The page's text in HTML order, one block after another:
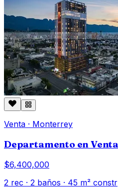
Venta · Monterrey
Departamento en
$6,400,000
2 rec · 2 baños · 45 m² constr